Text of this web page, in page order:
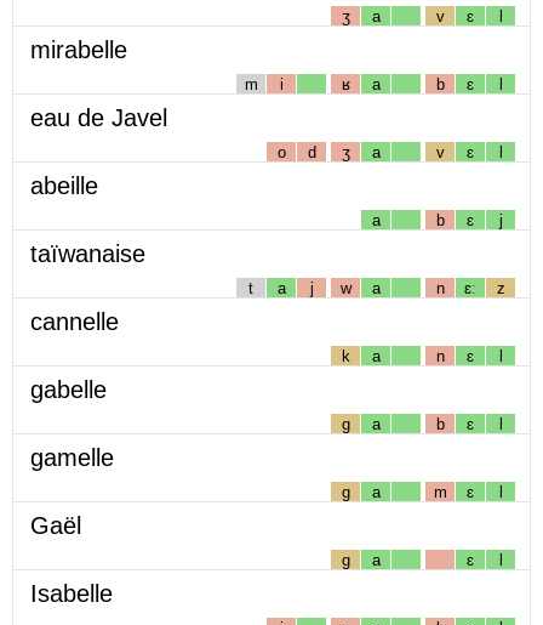
ʒ a v ɛ l
mirabelle
m i ʁ a b ɛ l
eau de Javel
o d ʒ a v ɛ l
abeille
a b ɛ j
taïwanaise
t a j w a n ɛː z
cannelle
k a n ɛ l
gabelle
g a b ɛ l
gamelle
g a m ɛ l
Gaël
g a ɛ l
Isabelle